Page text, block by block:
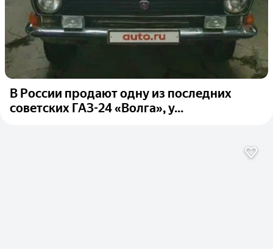
В России продают одну из последних
советских ГАЗ-24 «Волга», у...